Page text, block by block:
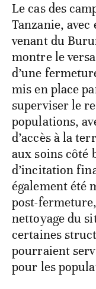
Le cas des
Tanzanie,
venant du
montre le
d’une
mis en place
superviser le
populations,
d’accès à la
aux soins côté
d’incitation
également été
post-
nettoyage du
certaines
pourraient
pour les